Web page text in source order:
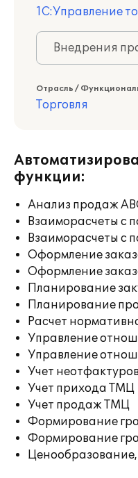
1С:Управление
Внедрения
Отрасль /
Торговля
функции:
Анализ продаж
Взаиморасчеты с
Взаиморасчеты с
Оформление
Оформление
Планирование
Планирование
Расчет
Управление
Управление
Учет
Учет прихода ТМЦ
Учет продаж ТМЦ
Формирование
Формирование